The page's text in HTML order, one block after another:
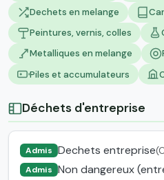
Dechets en melange
Peintures, vernis, colles
Metalliques en melange
Piles et accumulateurs
Déchets d'entreprise
Admis Dechets entreprise
Admis Non dangereux